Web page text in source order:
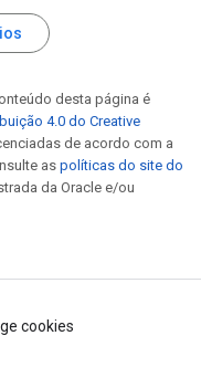
desta página é
4.0 do Creative
de acordo com a
aspolíticas do site do
da Oracle e/ou
cookies